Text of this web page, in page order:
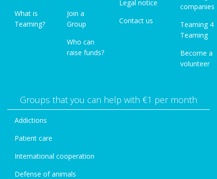
What is
Teaming?
Join a
Group
Who can
raise funds?
Legal notice
Contact us
companies
Teaming 4
Teaming
Become a
volunteer
Groups that you can help with €1 per month
Addictions
Patient care
International cooperation
Defense of animals